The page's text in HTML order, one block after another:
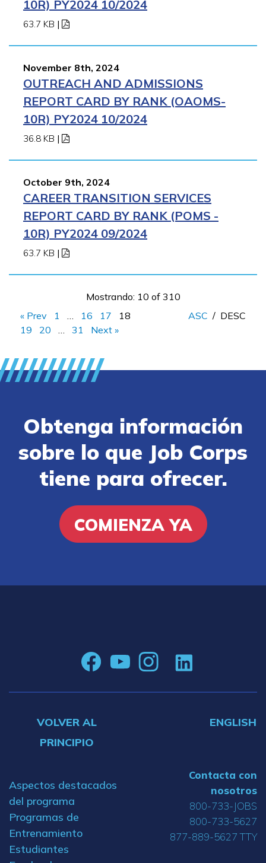
10R) PY2024 10/2024
63.7 KB |
November 8th, 2024
OUTREACH AND ADMISSIONS
REPORT CARD BY RANK (OAOMS-
10R) PY2024 10/2024
36.8 KB |
October 9th, 2024
CAREER TRANSITION SERVICES
REPORT CARD BY RANK (POMS -
10R) PY2024 09/2024
63.7 KB |
Mostrando: 10 of 310
« Prev
1 16 17
18
19
20 31 Next »
ASC / DESC
Obtenga información
sobre lo que Job Corps
tiene para ofrecer.
COMIENZA YA
VOLVER AL
PRINCIPIO
ENGLISH
Aspectos destacados
del programa
Programas de
Entrenamiento
Estudiantes
Contacta con
nosotros
800-733-JOBS
800-733-5627
877-889-5627 TTY